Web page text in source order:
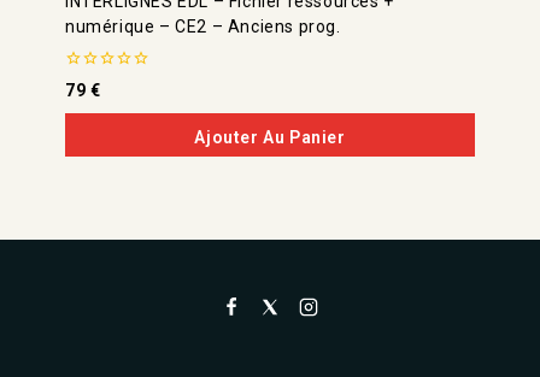
numérique – CE2 – Anciens prog.
0
de
5
79 €
Ajouter Au Panier